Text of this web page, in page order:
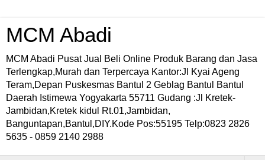
MCM Abadi
MCM Abadi Pusat Jual Beli Online Produk Barang dan Jasa
Terlengkap,Murah dan Terpercaya Kantor:Jl Kyai Ageng
Teram,Depan Puskesmas Bantul 2 Geblag Bantul Bantul
Daerah Istimewa Yogyakarta 55711 Gudang :Jl Kretek-
Jambidan,Kretek kidul Rt.01,Jambidan,
Banguntapan,Bantul,DIY.Kode Pos:55195 Telp:0823 2826
5635 - 0859 2140 2988